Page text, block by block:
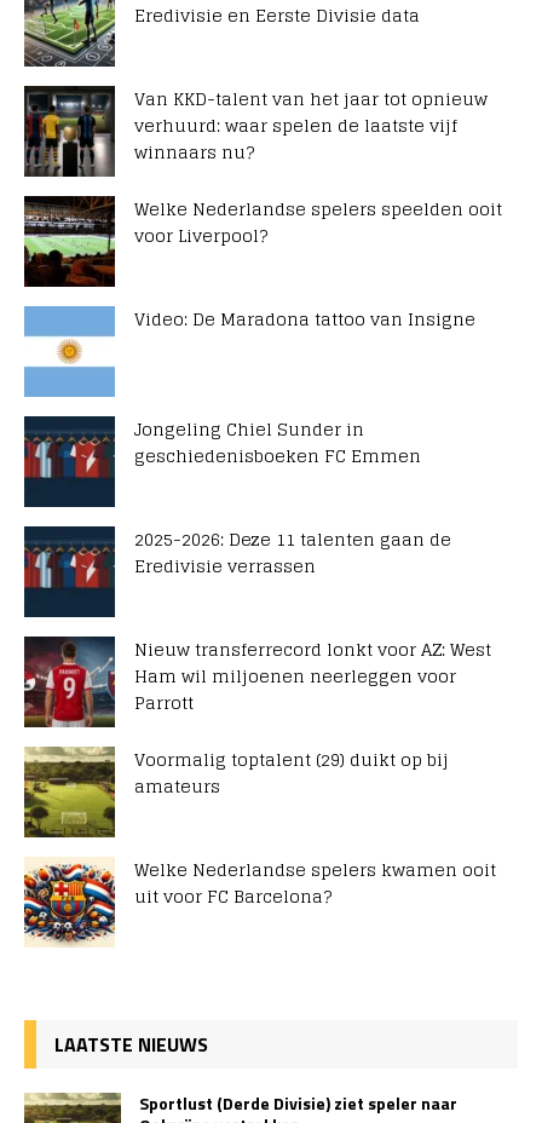
Eredivisie en Eerste Divisie data
Van KKD-talent van het jaar tot opnieuw
verhuurd: waar spelen de laatste vijf
winnaars nu?
Welke Nederlandse spelers speelden ooit
voor Liverpool?
Video: De Maradona tattoo van Insigne
Jongeling Chiel Sunder in
geschiedenisboeken FC Emmen
2025-2026: Deze 11 talenten gaan de
Eredivisie verrassen
Nieuw transferrecord lonkt voor AZ: West
Ham wil miljoenen neerleggen voor
Parrott
Voormalig toptalent (29) duikt op bij
amateurs
Welke Nederlandse spelers kwamen ooit
uit voor FC Barcelona?
LAATSTE NIEUWS
Sportlust (Derde Divisie) ziet speler naar